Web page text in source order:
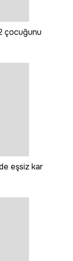
çocuğunu
eşsiz kar